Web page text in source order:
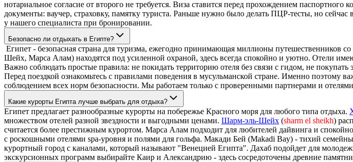
нотариальное согласие от второго не требуется. Виза ставится перед прохождением
документы: ваучер, страховку, памятку туриста. Раньше нужно было делать ПЦР-тесты, но
у нашего специалиста при бронировании.
Безопасно ли отдыхать в Египте?
Египет - безопасная страна для туризма, ежегодно принимающая миллионы путешественников
Шейх, Марса Алам) находятся под усиленной охраной, здесь всегда спокойно и уютно. Отели
Важно соблюдать простые правила: не покидать территорию отеля без связи с гидом, не
Перед поездкой ознакомьтесь с правилами поведения в мусульманской стране. Именно поэтому
соблюдением всех норм безопасности. Мы работаем только с проверенными партнерами и
Какие курорты Египта лучше выбрать для отдыха?
Египет предлагает разнообразные курорты на побережье Красного моря для любого типа отдыха.
множеством отелей разной звездности и выгодными ценами. Шарм-эль-Шейх (sharm el sheikh)
считается более престижным курортом. Марса Алам подходит для любителей дайвинга и
с роскошными отелями spa-уровня и полями для гольфа. Макади Бей (Makadi Bay) - тихий
курортный город с каналами, который называют "Венецией Египта". Дахаб подойдет для
экскурсионных программ выбирайте Каир и Александрию - здесь сосредоточены древние